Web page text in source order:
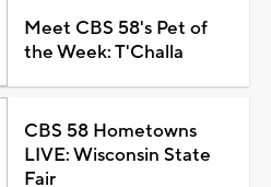
Meet CBS 58's Pet of
the Week: T'Challa
CBS 58 Hometowns
LIVE: Wisconsin State
Fair